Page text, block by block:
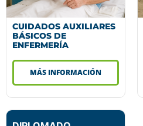
CUIDADOS AUXILIARES
BÁSICOS DE
ENFERMERÍA
MÁS INFORMACIÓN